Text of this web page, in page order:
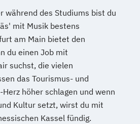
während des Studiums bist du
mit Musik bestens
am Main bietet den
du einen Job mit
suchst, die vielen
das Tourismus- und
höher schlagen und wenn
Kultur setzt, wirst du mit
Kassel fündig.